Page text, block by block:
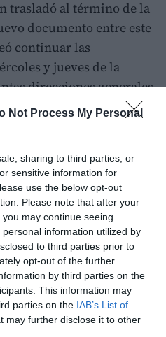
Not Process My Personal
sharing to third parties, or
sensitive information for
use the below opt-out
Please note that after your
may continue seeing
information utilized by
to third parties prior to
opt-out of the further
by third parties on the
This information may
parties on the IAB’s List of
may further disclose it to other
trasladó al término de la
documento entre este
continuar las
y jueves de la
direcciones generales.
rechazan por
proceso en un momento
creen además que el
de la Conselleria será
de Educación de que no
aspectos como las
los posibles cambios
cuestiones”, advierten.